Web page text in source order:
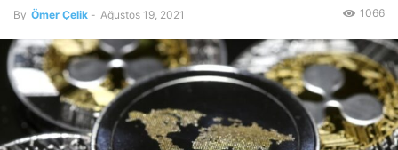
By Ömer Çelik - Ağustos 19, 2021 1066